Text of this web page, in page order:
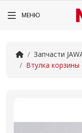
МЕНЮ
Запчасти
Втулка корзины